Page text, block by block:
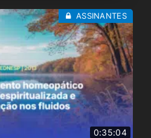
0:35:04
ASSINANTES